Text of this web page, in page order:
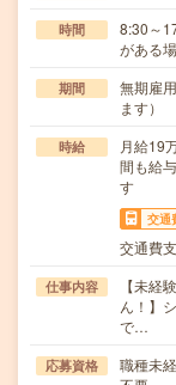
時間
8:30～
がある
期間
無期雇
ます）
時給
月給19
間も給
す
交通
交通費
仕事内容
【未経
ん！】
で…
応募資格
職種未